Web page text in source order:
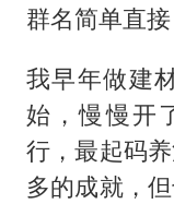
群名简单直接
我早年做建
始，慢慢开
行，最起码
多的成就，